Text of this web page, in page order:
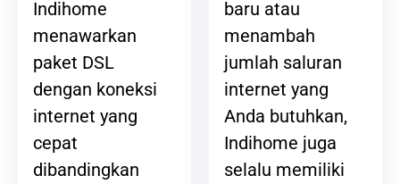
Indihome
menawarkan
paket DSL
dengan koneksi
internet yang
cepat
dibandingkan
baru atau
menambah
jumlah saluran
internet yang
Anda butuhkan,
Indihome juga
selalu memiliki